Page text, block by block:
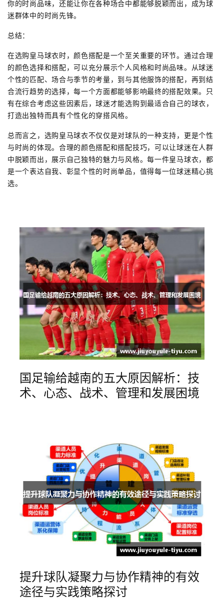
你的时尚品味，还能让你在各种场合中都能够脱颖而出，成为球
迷群体中的时尚先锋。
总结：
在选购皇马球衣时，颜色搭配是一个至关重要的环节。通过合理
的颜色选择和搭配，可以充分展示个人风格和时尚品味。从球迷
个性的匹配、场合与季节的考量，到与其他服饰的搭配，再到结
合流行趋势的选择，每一个方面都能够影响最终的搭配效果。只
有在综合考虑这些因素后，球迷才能选购到最适合自己的球衣，
打造出独特而具有个性化的穿搭风格。
总而言之，选购皇马球衣不仅仅是对球队的一种支持，更是个性
与时尚的体现。合理的颜色搭配和搭配技巧，可以让球迷在人群
中脱颖而出，展示自己独特的魅力与风格。每一件皇马球衣，都
是一个表达自我、彰显个性的时尚单品，值得每一位球迷精心挑
选。
国足输给越南的五大原因解析：技
术、心态、战术、管理和发展困境
提升球队凝聚力与协作精神的有效
途径与实践策略探讨